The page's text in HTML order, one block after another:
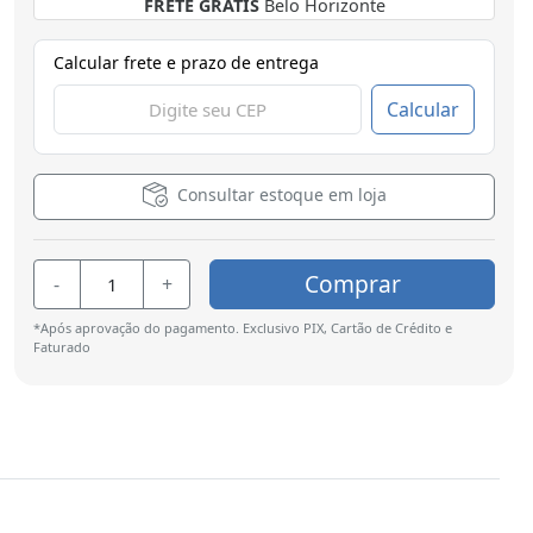
FRETE GRÁTIS Brasília
Calcular frete e prazo de entrega
Calcular
Consultar estoque em loja
- + Comprar
*Após aprovação do pagamento. Exclusivo PIX, Cartão de Crédito e
Faturado